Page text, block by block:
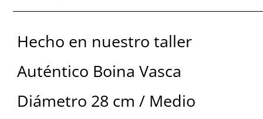
Hecho en nuestro taller
Auténtico Boina Vasca
Diámetro 28 cm / Medio